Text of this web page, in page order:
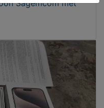
Sagemcom met